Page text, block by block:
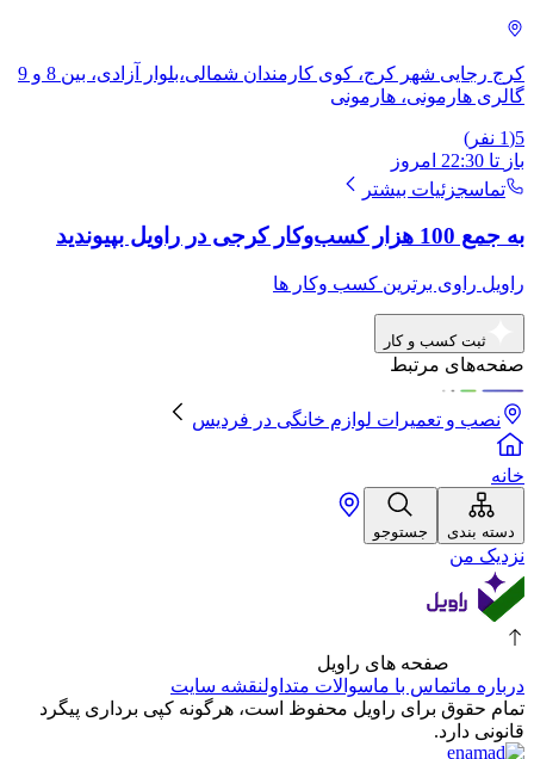
کرج رجایی شهر کرج، کوی کارمندان شمالی،بلوار آزادی، بین 8 و 9
گالری هارمونی، ​هارمونی
5
(
1 نفر)
باز تا 22:30 امروز
تماسجزئیات بیشتر
به جمع 100 هزار کسب‌وکار کرجی در راویل بپیوندید
راویل راوی برترین کسب وکار ها
ثبت کسب و کار
صفحه‌های مرتبط
نصب و تعمیرات لوازم خانگی در فردیس
خانه
دسته بندی جستوجو
نزدیک من
صفحه های راویل
درباره ماتماس با ماسوالات متداولنقشه سایت
تمام حقوق برای راویل محفوظ است، هرگونه کپی برداری پیگرد
قانونی دارد.